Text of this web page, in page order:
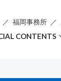
CONTENTS
福岡事務所